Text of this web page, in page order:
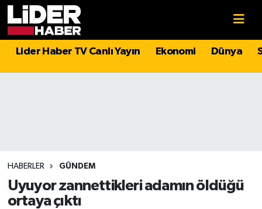
Lider Haber TV Canlı Yayın Ekonomi Dünya
HABERLER GÜNDEM
Uyuyor zannettikleri adamın öldüğü
ortaya çıktı
Politika
Magazin
Spor
Hava Durumu
Süper Lig Puan Durumu ve Fikstür
Tüm Manşetler